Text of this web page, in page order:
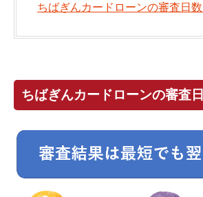
ちばぎんカードローンの審査日
ちばぎんカードローンの審査